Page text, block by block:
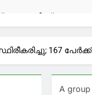
നിര്‍ദേശം
മന്ത്രി റോജി
167
A